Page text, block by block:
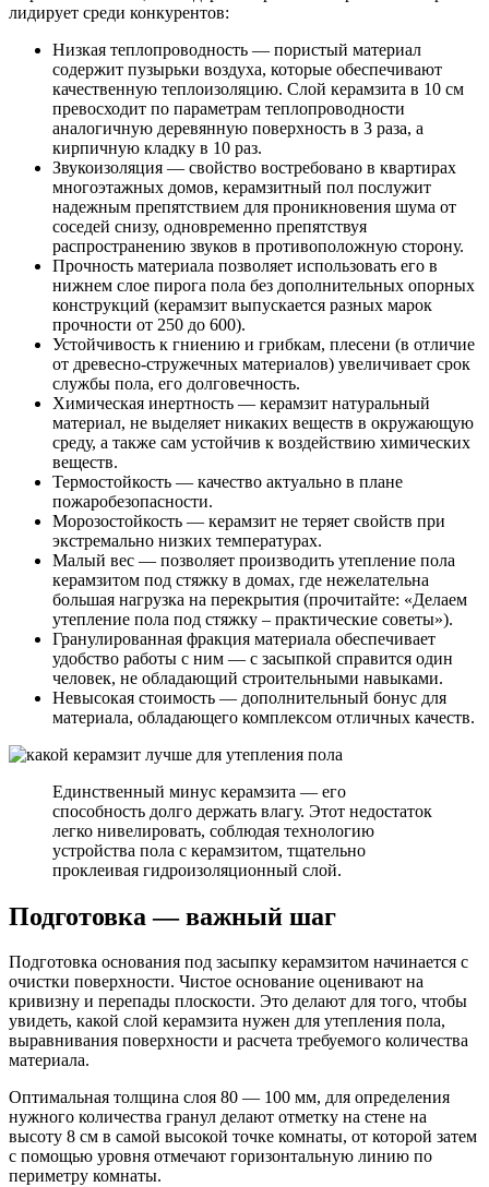
лидирует среди конкурентов:
Низкая теплопроводность — пористый материал
содержит пузырьки воздуха, которые обеспечивают
качественную теплоизоляцию. Слой керамзита в 10 см
превосходит по параметрам теплопроводности
аналогичную деревянную поверхность в 3 раза, а
кирпичную кладку в 10 раз.
Звукоизоляция — свойство востребовано в квартирах
многоэтажных домов, керамзитный пол послужит
надежным препятствием для проникновения шума от
соседей снизу, одновременно препятствуя
распространению звуков в противоположную сторону.
Прочность материала позволяет использовать его в
нижнем слое пирога пола без дополнительных опорных
конструкций (керамзит выпускается разных марок
прочности от 250 до 600).
Устойчивость к гниению и грибкам, плесени (в отличие
от древесно-стружечных материалов) увеличивает срок
службы пола, его долговечность.
Химическая инертность — керамзит натуральный
материал, не выделяет никаких веществ в окружающую
среду, а также сам устойчив к воздействию химических
веществ.
Термостойкость — качество актуально в плане
пожаробезопасности.
Морозостойкость — керамзит не теряет свойств при
экстремально низких температурах.
Малый вес — позволяет производить утепление пола
керамзитом под стяжку в домах, где нежелательна
большая нагрузка на перекрытия (прочитайте: «Делаем
утепление пола под стяжку – практические советы»).
Гранулированная фракция материала обеспечивает
удобство работы с ним — с засыпкой справится один
человек, не обладающий строительными навыками.
Невысокая стоимость — дополнительный бонус для
материала, обладающего комплексом отличных качеств.
Единственный минус керамзита — его
способность долго держать влагу. Этот недостаток
легко нивелировать, соблюдая технологию
устройства пола с керамзитом, тщательно
проклеивая гидроизоляционный слой.
Подготовка — важный шаг
Подготовка основания под засыпку керамзитом начинается с
очистки поверхности. Чистое основание оценивают на
кривизну и перепады плоскости. Это делают для того, чтобы
увидеть, какой слой керамзита нужен для утепления пола,
выравнивания поверхности и расчета требуемого количества
материала.
Оптимальная толщина слоя 80 — 100 мм, для определения
нужного количества гранул делают отметку на стене на
высоту 8 см в самой высокой точке комнаты, от которой затем
с помощью уровня отмечают горизонтальную линию по
периметру комнаты.